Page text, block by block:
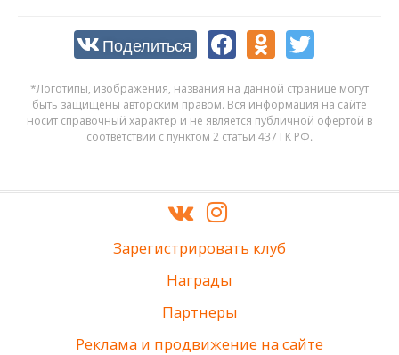
Поделиться
*Логотипы, изображения, названия на данной странице могут
быть защищены авторским правом. Вся информация на сайте
носит справочный характер и не является публичной офертой в
соответствии с пунктом 2 статьи 437 ГК РФ.
Зарегистрировать клуб
Награды
Партнеры
Реклама и продвижение на сайте